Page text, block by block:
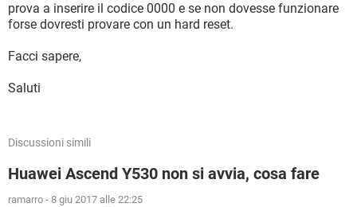
prova a inserire il codice 0000 e se non dovesse funzionare
forse dovresti provare con un hard reset.
Facci sapere,
Saluti
Discussioni simili
Huawei Ascend Y530 non si avvia, cosa fare
ramarro - 8 giu 2017 alle 22:25